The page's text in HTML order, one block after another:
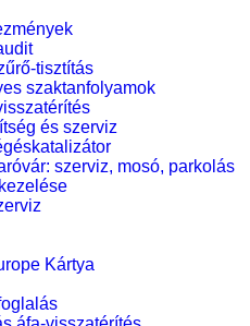
tisztítás
szaktanfolyamok
és szerviz
szerviz, mosó, parkolás
Kártya